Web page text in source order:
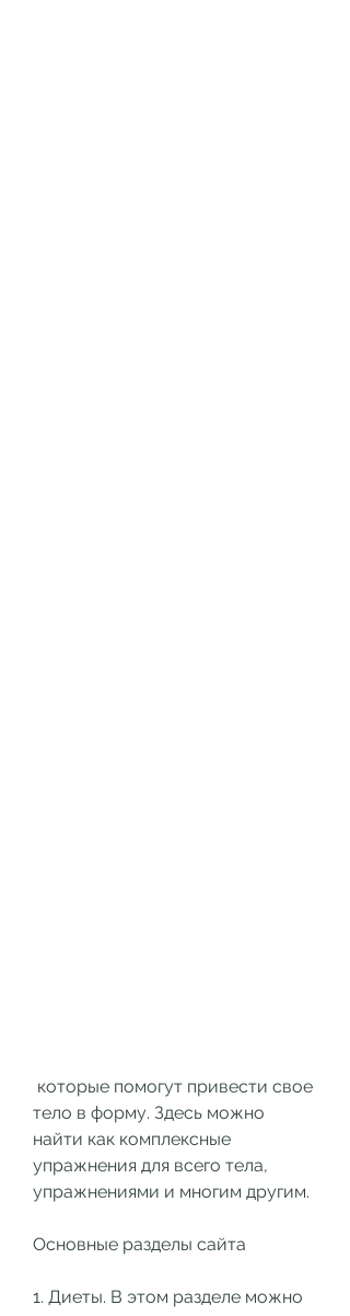
тело в форму. Здесь можно
найти как комплексные
упражнения для всего тела,
упражнениями и многим другим.
Основные разделы сайта
1. Диеты. В этом разделе можно